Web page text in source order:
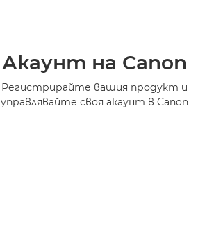
Акаунт на Canon
Регистрирайте вашия продукт и
управлявайте своя акаунт в Canon